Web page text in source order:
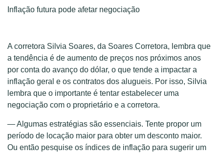
Inflação futura pode afetar negociação
A corretora Silvia Soares, da Soares Corretora, lembra que
a tendência é de aumento de preços nos próximos anos
por conta do avanço do dólar, o que tende a impactar a
inflação geral e os contratos dos alugueis. Por isso, Silvia
lembra que o importante é tentar estabelecer uma
negociação com o proprietário e a corretora.
— Algumas estratégias são essenciais. Tente propor um
período de locação maior para obter um desconto maior.
Ou então pesquise os índices de inflação para sugerir um